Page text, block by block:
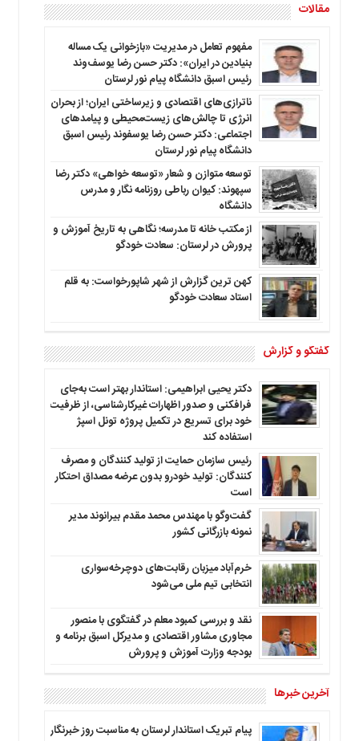
مقالات
مفهوم تعامل در مدیریت «بازخوانی یک مساله
بنیادین در ایران»: دکتر حسن رضا یوسف‌وند
رئیس اسبق دانشگاه پیام نور لرستان
ناترازی‌های اقتصادی و زیرساختی ایران؛ از بحران
انرژی تا چالش‌های زیست‌محیطی و پیامدهای
اجتماعی: دکتر حسن رضا یوسفوند رئیس اسبق
دانشگاه پیام نور لرستان
توسعه متوازن و شعار «توسعه خواهی» دکتر رضا
سپهوند: کیوان رباطی روزنامه نگار و مدرس
دانشگاه
از مکتب خانه تا مدرسه؛ نگاهی به تاریخ آموزش و
پرورش در لرستان: سعادت خودگو
کهن ترین گزارش از شهر شاپورخواست: به قلم
استاد سعادت خودگو
گفتگو و گزارش
دکتر یحیی ابراهیمی: استاندار بهتر است به‌جای
فرافکنی و صدور اظهارات غیرکارشناسی، از ظرفیت
خود برای تسریع در تکمیل پروژه تونل اسپژ
استفاده کند
رئیس سازمان حمایت از تولید کنندگان و مصرف
کنندگان: تولید خودرو بدون عرضه مصداق احتکار
است
گفت‌وگو با مهندس محمد مقدم بیرانوند مدیر
نمونه بازرگانی کشور
خرم‌آباد میزبان رقابت‌های دوچرخه‌سواری
انتخابی تیم ملی می‌شود
نقد و بررسی کمبود معلم در گفتگوی با منصور
مجاوری مشاور اقتصادی و مدیرکل اسبق برنامه و
بودجه وزارت آموزش و پرورش
آخرین خبرها
پیام تبریک استاندار لرستان به‌ مناسبت روز خبرنگار